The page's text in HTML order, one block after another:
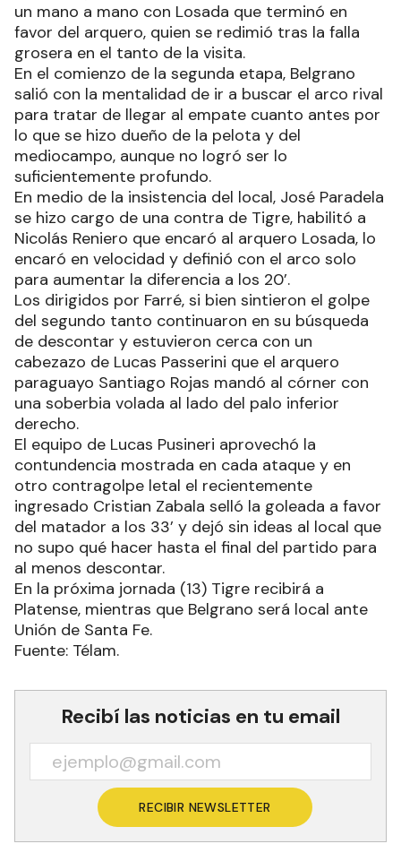
un mano a mano con Losada que terminó en
favor del arquero, quien se redimió tras la falla
grosera en el tanto de la visita.
En el comienzo de la segunda etapa, Belgrano
salió con la mentalidad de ir a buscar el arco rival
para tratar de llegar al empate cuanto antes por
lo que se hizo dueño de la pelota y del
mediocampo, aunque no logró ser lo
suficientemente profundo.
En medio de la insistencia del local, José Paradela
se hizo cargo de una contra de Tigre, habilitó a
Nicolás Reniero que encaró al arquero Losada, lo
encaró en velocidad y definió con el arco solo
para aumentar la diferencia a los 20’.
Los dirigidos por Farré, si bien sintieron el golpe
del segundo tanto continuaron en su búsqueda
de descontar y estuvieron cerca con un
cabezazo de Lucas Passerini que el arquero
paraguayo Santiago Rojas mandó al córner con
una soberbia volada al lado del palo inferior
derecho.
El equipo de Lucas Pusineri aprovechó la
contundencia mostrada en cada ataque y en
otro contragolpe letal el recientemente
ingresado Cristian Zabala selló la goleada a favor
del matador a los 33’ y dejó sin ideas al local que
no supo qué hacer hasta el final del partido para
al menos descontar.
En la próxima jornada (13) Tigre recibirá a
Platense, mientras que Belgrano será local ante
Unión de Santa Fe.
Fuente: Télam.
Recibí las noticias en tu email
RECIBIR NEWSLETTER